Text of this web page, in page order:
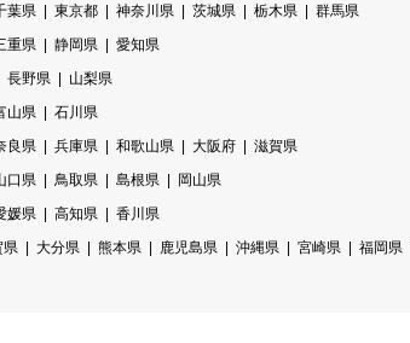
葉県 東京都 神奈川県 茨城県 栃木県
群馬県
重県 静岡県
愛知県
長野県
山梨県
山県
石川県
良県 兵庫県 和歌山県 大阪府
滋賀県
口県 鳥取県 島根県
岡山県
媛県 高知県
香川県
県 大分県 熊本県 鹿児島県 沖縄県 宮崎県 福岡県